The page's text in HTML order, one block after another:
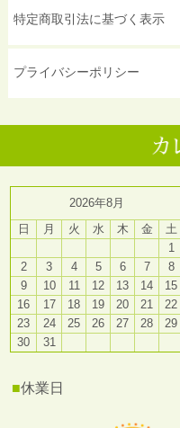
特定商取引法に基づく表示
プライバシーポリシー
2026年8月
日
月 火 水 木 金
土
1
2
3 4 5 6 7
8
9
10 11 12 13 14
15
16
17 18 19 20 21
22
23
24 25 26 27 28
29
30
31
■休業日